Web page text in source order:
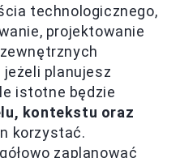
technologicznego,
projektowanie
planujesz
istotne będzie
kontekstu oraz
korzystać.
zaplanować